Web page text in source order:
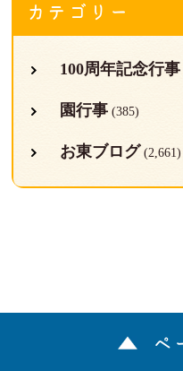
カテゴリー
100周年記念行事
園行事(385)
お東ブログ (2,661)
ペ